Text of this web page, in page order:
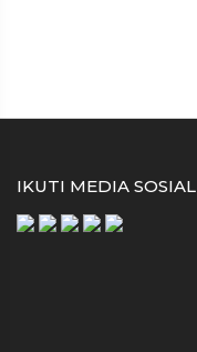
IKUTI MEDIA